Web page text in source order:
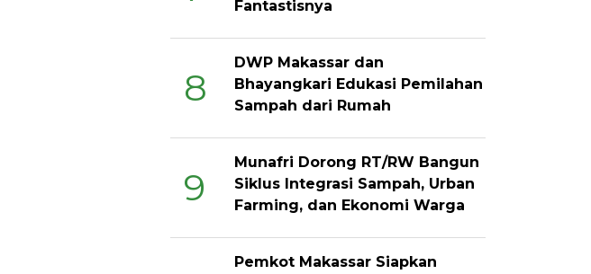
Fantastisnya
8
DWP Makassar dan
Bhayangkari Edukasi Pemilahan
Sampah dari Rumah
9
Munafri Dorong RT/RW Bangun
Siklus Integrasi Sampah, Urban
Farming, dan Ekonomi Warga
Pemkot Makassar Siapkan